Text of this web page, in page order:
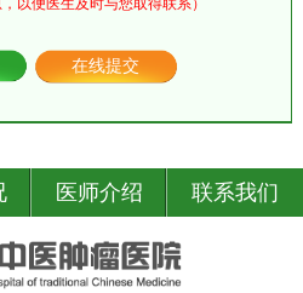
以便医生及时与您取得联系）
在线提交
医师介绍 联系我们